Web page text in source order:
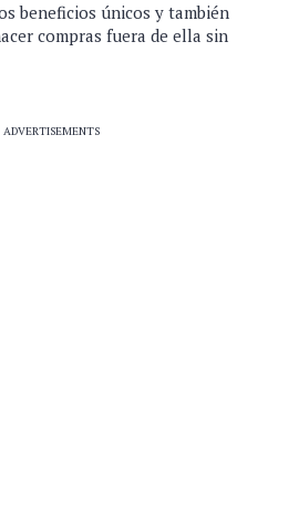
beneficios únicos y también
compras fuera de ella sin
ADVERTISEMENTS